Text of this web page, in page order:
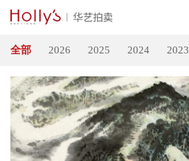
首页
拍卖预展
线下拍卖
全部 2026 2025 2024 2023